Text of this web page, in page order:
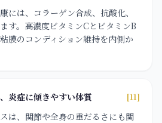
には、コラーゲン合成、抗酸化、
す。高濃度ビタミンCとビタミンB
膜のコンディション維持を内側か
炎症に傾きやすい体質 [11]
は、関節や全身の重だるさにも関